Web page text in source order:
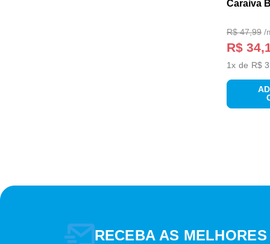
Caraiva
R$ 47,99 /
R$
1x de R$
RECEBA AS